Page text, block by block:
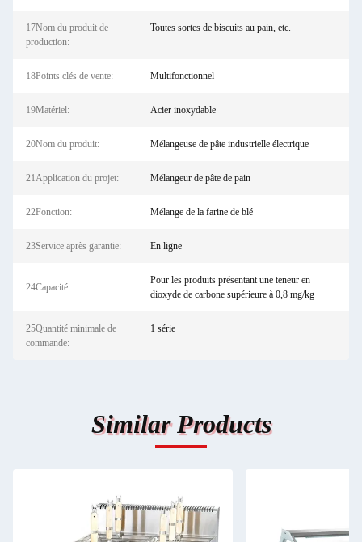
17Nom du produit de
production:
Toutes sortes de biscuits au pain, etc.
18Points clés de vente: Multifonctionnel
19Matériel: Acier inoxydable
20Nom du produit: Mélangeuse de pâte industrielle électrique
21Application du projet: Mélangeur de pâte de pain
22Fonction: Mélange de la farine de blé
23Service après garantie: En ligne
24Capacité:
Pour les produits présentant une teneur en
dioxyde de carbone supérieure à 0,8 mg/kg
25Quantité minimale de
commande:
1 série
Similar Products